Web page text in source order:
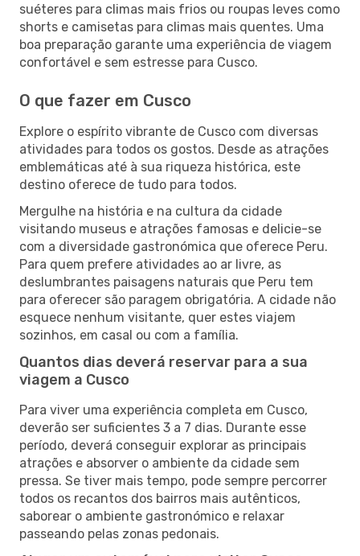
suéteres para climas mais frios ou roupas leves como
shorts e camisetas para climas mais quentes. Uma
boa preparação garante uma experiência de viagem
confortável e sem estresse para Cusco.
O que fazer em Cusco
Explore o espírito vibrante de Cusco com diversas
atividades para todos os gostos. Desde as atrações
emblemáticas até à sua riqueza histórica, este
destino oferece de tudo para todos.
Mergulhe na história e na cultura da cidade
visitando museus e atrações famosas e delicie-se
com a diversidade gastronómica que oferece Peru.
Para quem prefere atividades ao ar livre, as
deslumbrantes paisagens naturais que Peru tem
para oferecer são paragem obrigatória. A cidade não
esquece nenhum visitante, quer estes viajem
sozinhos, em casal ou com a família.
Quantos dias deverá reservar para a sua
viagem a Cusco
Para viver uma experiência completa em Cusco,
deverão ser suficientes 3 a 7 dias. Durante esse
período, deverá conseguir explorar as principais
atrações e absorver o ambiente da cidade sem
pressa. Se tiver mais tempo, pode sempre percorrer
todos os recantos dos bairros mais autênticos,
saborear o ambiente gastronómico e relaxar
passeando pelas zonas pedonais.